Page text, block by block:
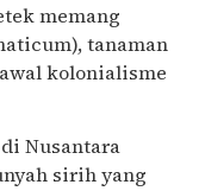
memang
tanaman
kolonialisme
Nusantara
sirih yang